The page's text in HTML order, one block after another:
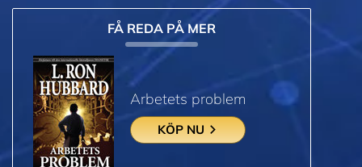
FÅ REDA PÅ MER
Arbetets problem
KÖP NU